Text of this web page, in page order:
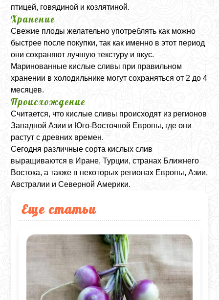
птицей, говядиной и козлятиной.
Хранение
Свежие плоды желательно употреблять как можно
быстрее после покупки, так как именно в этот период
они сохраняют лучшую текстуру и вкус.
Маринованные кислые сливы при правильном
хранении в холодильнике могут сохраняться от 2 до 4
месяцев.
Происхождение
Считается, что кислые сливы происходят из регионов
Западной Азии и Юго-Восточной Европы, где они
растут с древних времен.
Сегодня различные сорта кислых слив
выращиваются в Иране, Турции, странах Ближнего
Востока, а также в некоторых регионах Европы, Азии,
Австралии и Северной Америки.
Еще статьи